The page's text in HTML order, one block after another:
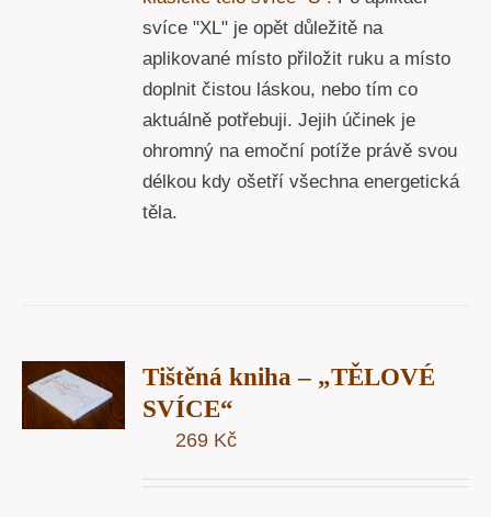
svíce "XL" je opět důležitě na
aplikované místo přiložit ruku a místo
doplnit čistou láskou, nebo tím co
aktuálně potřebuji. Jejih účinek je
ohromný na emoční potíže právě svou
délkou kdy ošetří všechna energetická
těla.
Tištěná kniha – „TĚLOVÉ
SVÍCE“
269 Kč